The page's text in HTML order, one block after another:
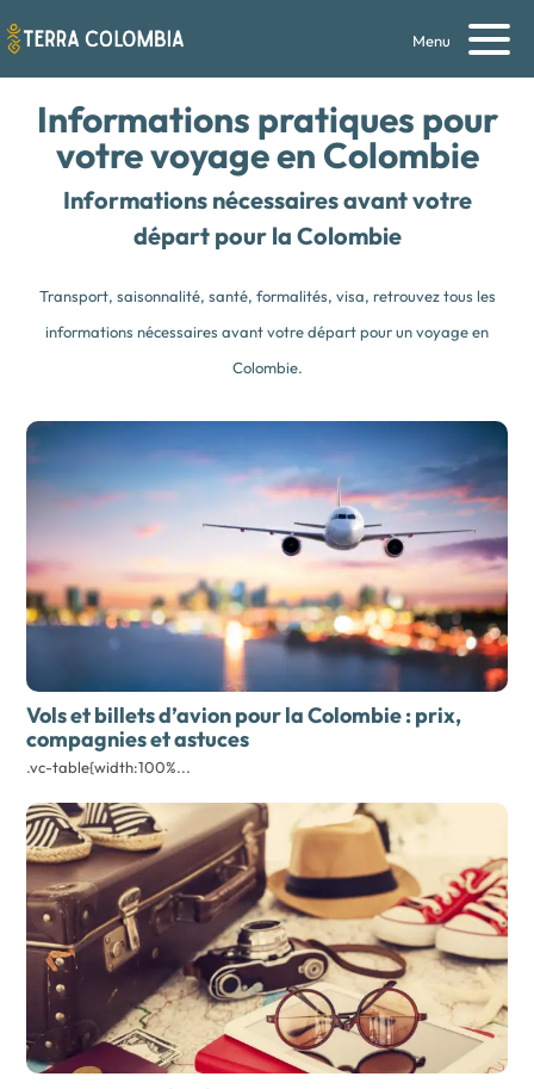
Menu
Informations pratiques pour
votre voyage en Colombie
Informations nécessaires avant votre
départ pour la Colombie
Transport, saisonnalité, santé, formalités, visa, retrouvez tous les
informations nécessaires avant votre départ pour un voyage en
Colombie.
Vols et billets d’avion pour la Colombie: prix,
compagnies et astuces
.vc-table{width:100%...